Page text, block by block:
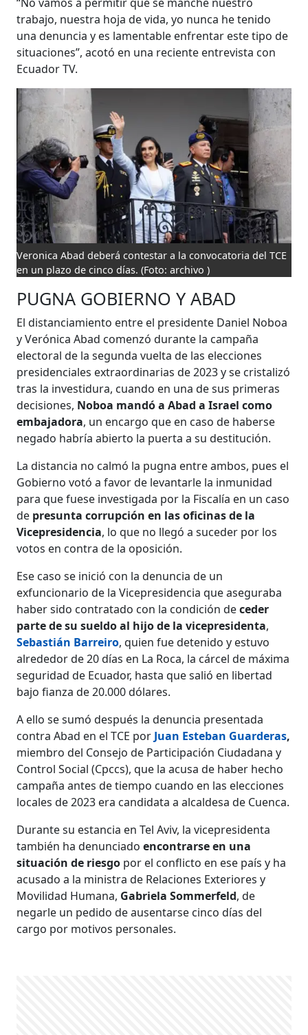
trabajo, nuestra hoja de vida, yo nunca he tenido
una denuncia y es lamentable enfrentar este tipo de
situaciones”, acotó en una reciente entrevista con
Ecuador TV.
Veronica Abad deberá contestar a la convocatoria del TCE
en un plazo de cinco días. (Foto: archivo )
PUGNA GOBIERNO Y ABAD
El distanciamiento entre el presidente Daniel Noboa
y Verónica Abad comenzó durante la campaña
electoral de la segunda vuelta de las elecciones
presidenciales extraordinarias de 2023 y se cristalizó
tras la investidura, cuando en una de sus primeras
decisiones, Noboa mandó a Abad a Israel como
embajadora, un encargo que en caso de haberse
negado habría abierto la puerta a su destitución.
La distancia no calmó la pugna entre ambos, pues el
Gobierno votó a favor de levantarle la inmunidad
para que fuese investigada por la Fiscalía en un caso
de presunta corrupción en las oficinas de la
Vicepresidencia, lo que no llegó a suceder por los
votos en contra de la oposición.
Ese caso se inició con la denuncia de un
exfuncionario de la Vicepresidencia que aseguraba
haber sido contratado con la condición deceder
parte de su sueldo al hijo de la vicepresidenta,
Sebastián Barreiro, quien fue detenido y estuvo
alrededor de 20 días en La Roca, la cárcel de máxima
seguridad de Ecuador, hasta que salió en libertad
bajo fianza de 20.000 dólares.
A ello se sumó después la denuncia presentada
contra Abad en el TCE por Juan Esteban Guarderas,
miembro del Consejo de Participación Ciudadana y
Control Social (Cpccs), que la acusa de haber hecho
campaña antes de tiempo cuando en las elecciones
locales de 2023 era candidata a alcaldesa de Cuenca.
Durante su estancia en Tel Aviv, la vicepresidenta
también ha denunciadoencontrarse en una
situación de riesgo por el conflicto en ese país y ha
acusado a la ministra de Relaciones Exteriores y
Movilidad Humana, Gabriela Sommerfeld, de
negarle un pedido de ausentarse cinco días del
cargo por motivos personales.